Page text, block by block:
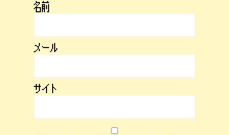
名前
メール
サイト